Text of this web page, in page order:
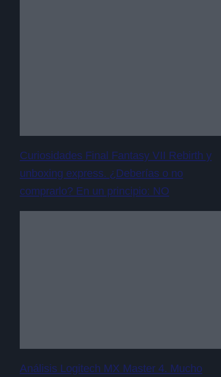
Curiosidades Final Fantasy VII Rebirth y
unboxing express. ¿Deberías o no
comprarlo? En un principio: NO
Análisis Logitech MX Master 4. Mucho